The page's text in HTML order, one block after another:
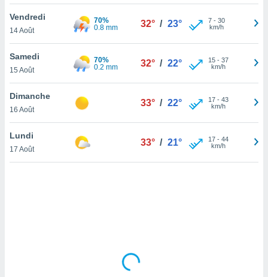
votre
à
en
le
Vendredi
14 Août
70%
0.8 mm
32° / 23° 7- 30
km/h
Samedi
15 Août
70%
0.2 mm
32° / 22° 15- 37
km/h
Dimanche
16 Août
33° / 22° 17- 43
km/h
Lundi
17 Août
33° / 21° 17- 44
km/h